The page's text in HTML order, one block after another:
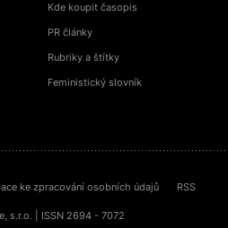
Kde koupit časopis
PR články
Rubriky a štítky
Feministický slovník
ke zpracování osobních údajů RSS
s.r.o. | ISSN 2694 - 7072